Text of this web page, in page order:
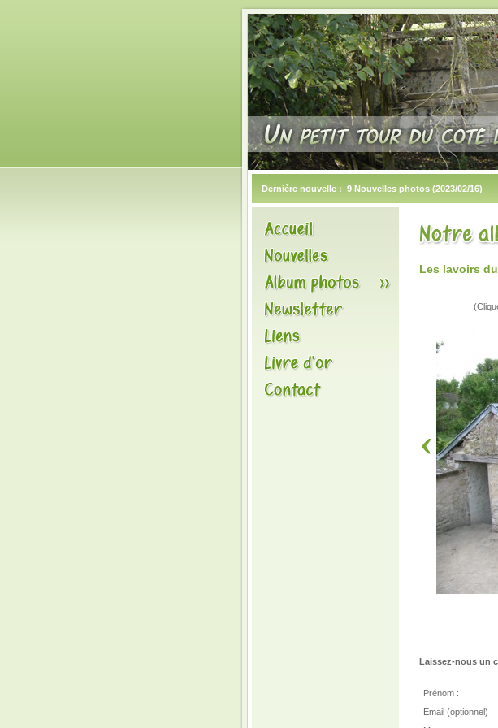
Dernière nouvelle : 9 Nouvelles photos (2023/02/16)
Les lavoirs
Laissez-nous un
Prénom :
Email (optionnel) :